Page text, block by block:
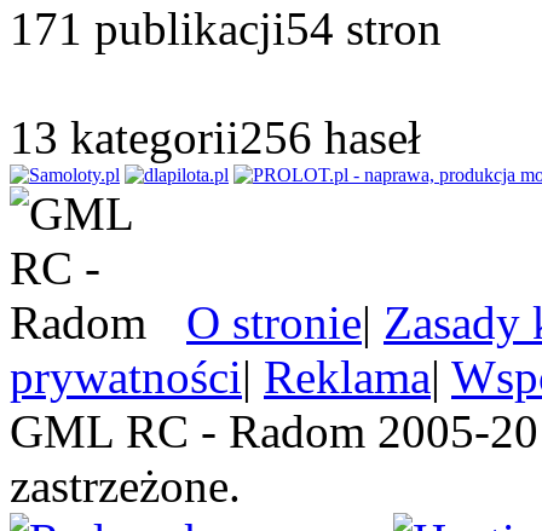
171 publikacji54 stron
13 kategorii256 haseł
O stronie| Zasady
prywatności| Reklama|
GML RC - Radom 2005-
zastrzeżone.